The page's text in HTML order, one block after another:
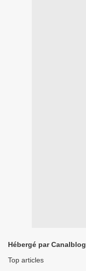
Hébergé par Canalblog
Top articles